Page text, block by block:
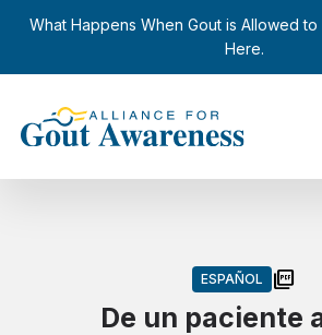
What Happens When Gout is Allowed
Here.
close
ESPAÑOL picture_as_pdf
De un paciente